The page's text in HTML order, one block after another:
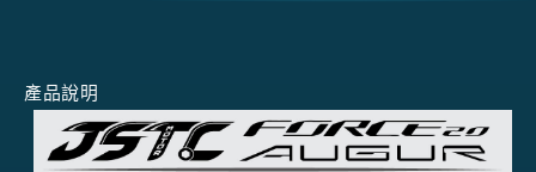
產品說明